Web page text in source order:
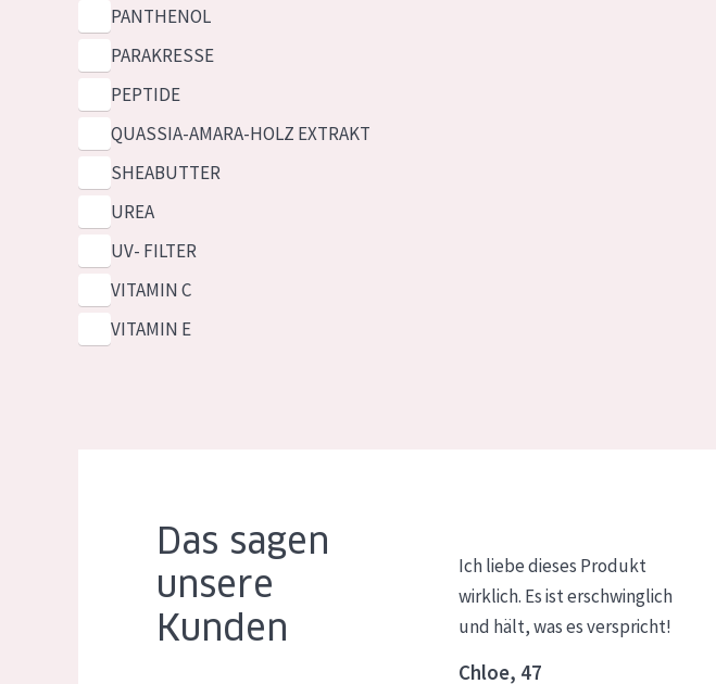
PANTHENOL
PARAKRESSE
PEPTIDE
QUASSIA-AMARA-HOLZ EXTRAKT
SHEABUTTER
UREA
UV- FILTER
VITAMIN C
VITAMIN E
Das sagen
unsere
Kunden
Ich liebe dieses Produkt
wirklich. Es ist erschwinglich
und hält, was es verspricht!
Chloe, 47